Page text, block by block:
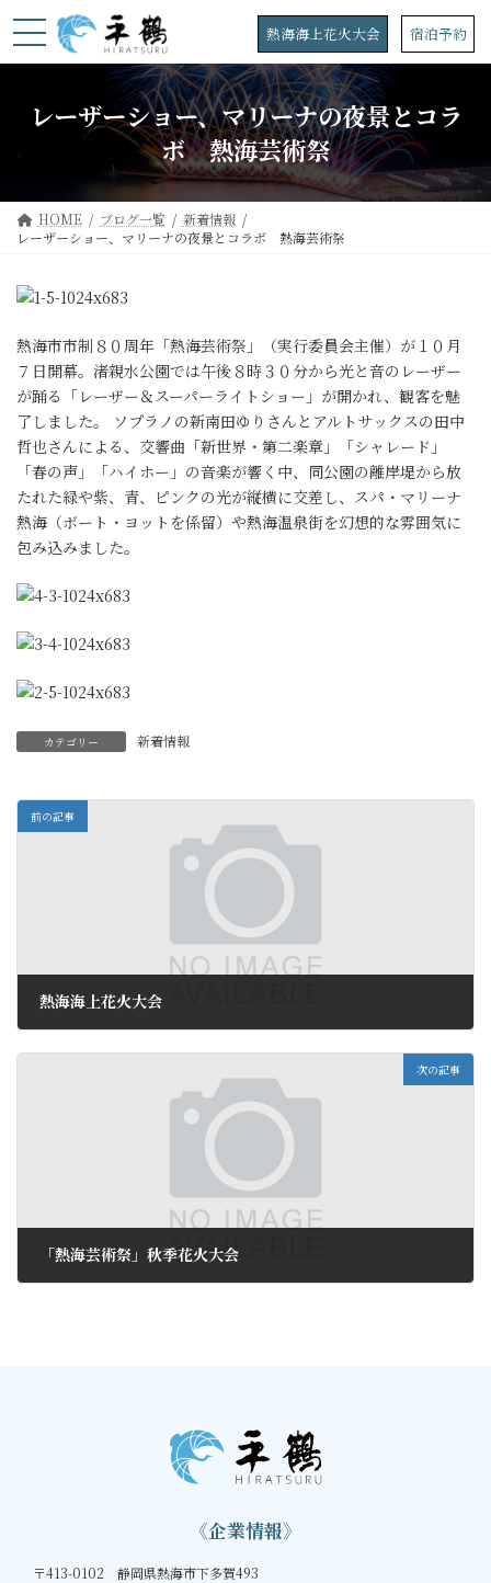
ン
プ
ビ
動
熱海海上花火大会 宿泊予約
レーザーショー、マリーナの夜景とコラ
ボ 熱海芸術祭
HOME ブログ一覧
新着情報
レーザーショー、マリーナの夜景とコラボ 熱海芸術祭
熱海市市制８０周年「熱海芸術祭」（実行委員会主催）が１０月
７日開幕。渚親水公園では午後８時３０分から光と音のレーザー
が踊る「レーザー＆スーパーライトショー」が開かれ、観客を魅
了しました。 ソプラノの新南田ゆりさんとアルトサックスの田中
哲也さんによる、交響曲「新世界・第二楽章」「シャレード」
「春の声」「ハイホー」の音楽が響く中、同公園の離岸堤から放
たれた緑や紫、青、ピンクの光が縦横に交差し、スパ・マリーナ
熱海（ボート・ヨットを係留）や熱海温泉街を幻想的な雰囲気に
包み込みました。
カテゴリー 新着情報
前の記事
熱海海上花火大会
次の記事
「熱海芸術祭」秋季花火大会
《企業情報》
〒413-0102 静岡県熱海市下多賀493